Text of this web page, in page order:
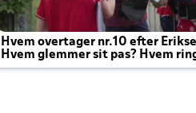
Hvem overtager nr.10 efter
Hvem glemmer sit pas? Hvem
Joachim altid til efter kampe?